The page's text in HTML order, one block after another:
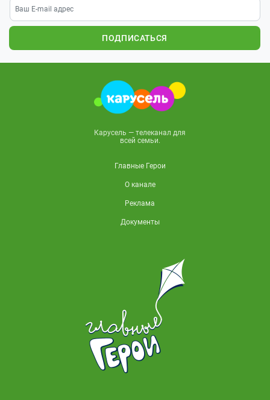
ПОДПИСАТЬСЯ
Карусель — телеканал для
всей семьи.
Главные Герои
О канале
Реклама
Документы